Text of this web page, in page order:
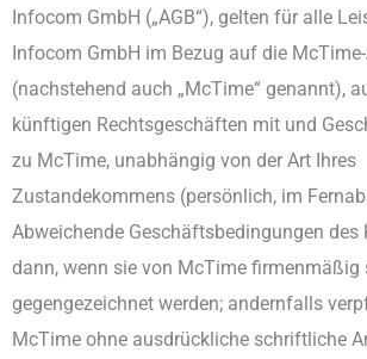
Infocom GmbH („AGB“), gelten für alle
Infocom GmbH im Bezug auf die
(nachstehend auch „McTime“ genannt),
künftigen Rechtsgeschäften mit und
zu McTime, unabhängig von der Art Ihres
Zustandekommens (persönlich, im
Abweichende Geschäftsbedingungen des
dann, wenn sie von McTime
gegengezeichnet werden; andernfalls
McTime ohne ausdrückliche schriftliche